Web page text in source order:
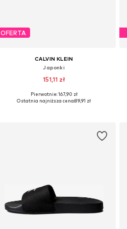
OFERTA
CALVIN KLEIN
Japonki
151,11 zł
+1
Dostępne rozmiary: 36, 37, 38, 39, 40, 41
Pierwotnie: 167,90 zł
Ostatnia najniższa cena:89,91 zł